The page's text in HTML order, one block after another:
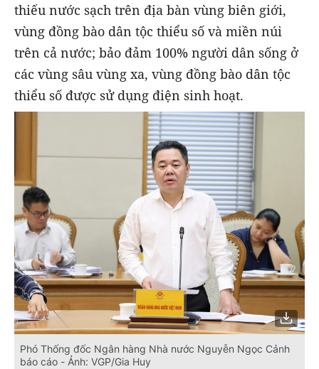
thiếu nước sạch trên địa bàn vùng biên giới,
vùng đồng bào dân tộc thiểu số và miền núi
trên cả nước; bảo đảm 100% người dân sống ở
các vùng sâu vùng xa, vùng đồng bào dân tộc
thiểu số được sử dụng điện sinh hoạt.
Phó Thống đốc Ngân hàng Nhà nước Nguyễn Ngọc Cảnh
báo cáo - Ảnh: VGP/Gia Huy